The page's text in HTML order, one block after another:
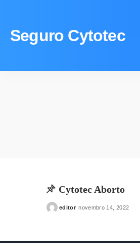
Seguro Cytotec
Cytotec Aborto
Posted
editor novembro 14, 2022